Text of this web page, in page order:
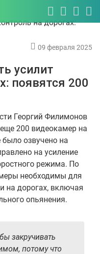
09 февраля 2025
усилит
появятся 200
Георгий Филимонов
200 видеокамер на
озвучено на
на усиление
режима. По
необходимы для
на дорогах, включая
опьянения.
закручивать
потому что